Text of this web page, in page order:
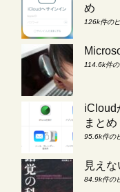
め
126k件の
114.6k件
iCloud
まとめ
95.6k件の
見え
84.9k件の